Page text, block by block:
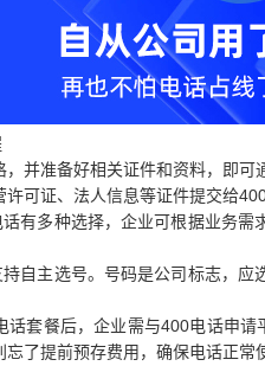
并准备好相关证件和资料，即可
可证、法人信息等证件提交给
有多种选择，企业可根据业务
自主选号。号码是公司标志，
话套餐后，企业需与400电话申请
了提前预存费用，确保电话正常